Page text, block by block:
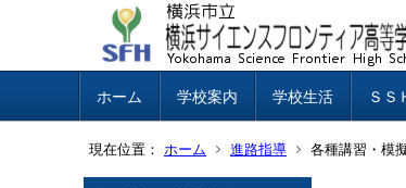
ホーム 学校案内 学校生活 ＳＳ
現在位置： ホーム 進路指導 各種講習・模